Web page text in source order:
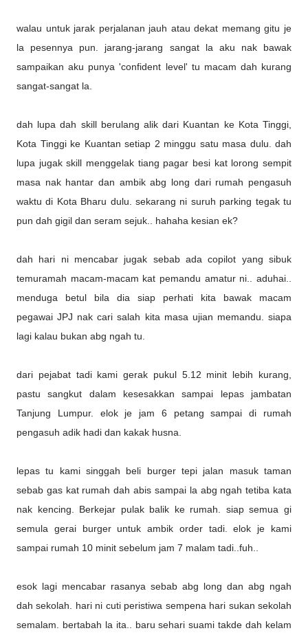
walau untuk jarak perjalanan jauh atau dekat memang gitu je
la pesennya pun. jarang-jarang sangat la aku nak bawak
sampaikan aku punya 'confident level' tu macam dah kurang
sangat-sangat la.
dah lupa dah skill berulang alik dari Kuantan ke Kota Tinggi,
Kota Tinggi ke Kuantan setiap 2 minggu satu masa dulu. dah
lupa jugak skill menggelak tiang pagar besi kat lorong sempit
masa nak hantar dan ambik abg long dari rumah pengasuh
waktu di Kota Bharu dulu. sekarang ni suruh parking tegak tu
pun dah gigil dan seram sejuk.. hahaha kesian ek?
dah hari ni mencabar jugak sebab ada copilot yang sibuk
temuramah macam-macam kat pemandu amatur ni.. aduhai..
menduga betul bila dia siap perhati kita bawak macam
pegawai JPJ nak cari salah kita masa ujian memandu. siapa
lagi kalau bukan abg ngah tu.
dari pejabat tadi kami gerak pukul 5.12 minit lebih kurang,
pastu sangkut dalam kesesakkan sampai lepas jambatan
Tanjung Lumpur. elok je jam 6 petang sampai di rumah
pengasuh adik hadi dan kakak husna.
lepas tu kami singgah beli burger tepi jalan masuk taman
sebab gas kat rumah dah abis sampai la abg ngah tetiba kata
nak kencing. Berkejar pulak balik ke rumah. siap semua gi
semula gerai burger untuk ambik order tadi. elok je kami
sampai rumah 10 minit sebelum jam 7 malam tadi..fuh..
esok lagi mencabar rasanya sebab abg long dan abg ngah
dah sekolah. hari ni cuti peristiwa sempena hari sukan sekolah
semalam. bertabah la ita.. baru sehari suami takde dah kelam